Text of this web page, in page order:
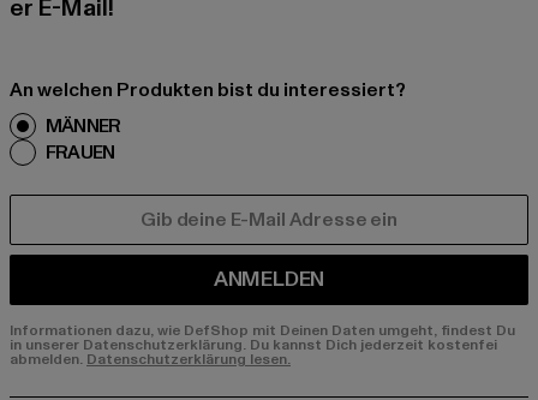
er E-Mail!
An welchen Produkten bist du interessiert?
MÄNNER
FRAUEN
ANMELDEN
Informationen dazu, wie DefShop mit Deinen Daten umgeht, findest Du
in unserer Datenschutzerklärung. Du kannst Dich jederzeit kostenfei
abmelden. Datenschutzerklärung lesen.